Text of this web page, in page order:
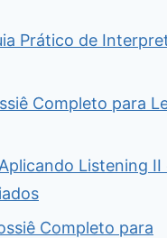
Prático de
Completo para
Listening II
Completo para